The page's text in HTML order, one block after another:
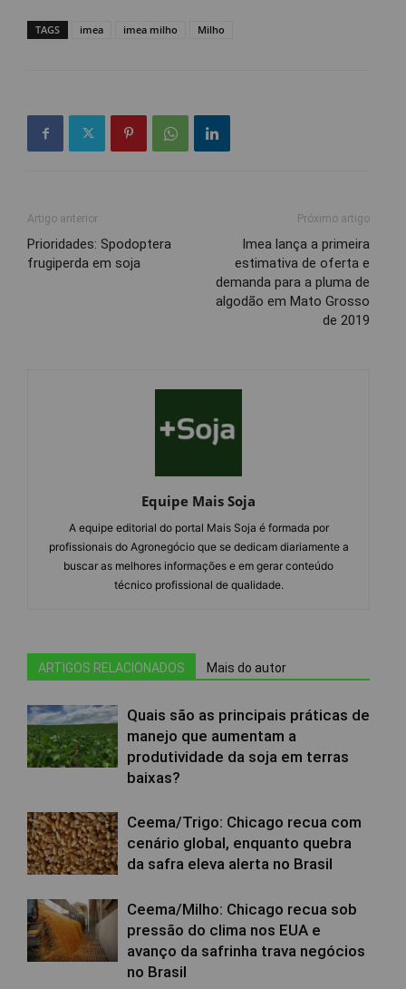
TAGS imea imea milho Milho
Artigo anterior
Prioridades: Spodoptera
frugiperda em soja
Próximo artigo
Imea lança a primeira
estimativa de oferta e
demanda para a pluma de
algodão em Mato Grosso
de 2019
Equipe Mais Soja
A equipe editorial do portal Mais Soja é formada por
profissionais do Agronegócio que se dedicam diariamente a
buscar as melhores informações e em gerar conteúdo
técnico profissional de qualidade.
ARTIGOS RELACIONADOS Mais do autor
Quais são as principais práticas de
manejo que aumentam a
produtividade da soja em terras
baixas?
Ceema/Trigo: Chicago recua com
cenário global, enquanto quebra
da safra eleva alerta no Brasil
Ceema/Milho: Chicago recua sob
pressão do clima nos EUA e
avanço da safrinha trava negócios
no Brasil